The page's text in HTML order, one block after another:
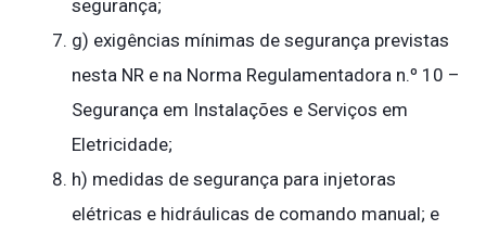
segurança;
g) exigências mínimas de segurança previstas
nesta NR e na Norma Regulamentadora n.º 10 –
Segurança em Instalações e Serviços em
Eletricidade;
h) medidas de segurança para injetoras
elétricas e hidráulicas de comando manual; e